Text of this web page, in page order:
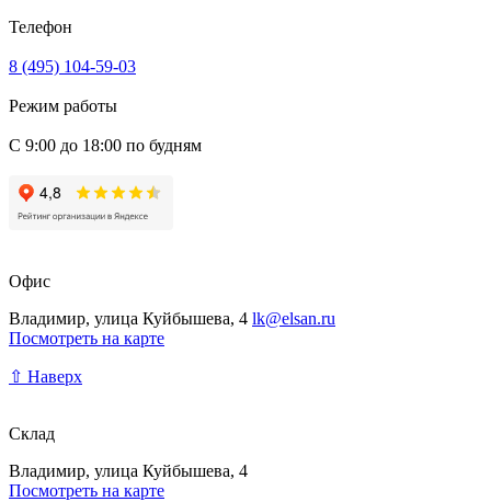
Телефон
8 (495) 104-59-03
Режим работы
С 9:00 до 18:00 по будням
Офис
Владимир, улица Куйбышева, 4 lk@elsan.ru
Посмотреть на карте
⇧ Наверх
Склад
Владимир, улица Куйбышева, 4
Посмотреть на карте